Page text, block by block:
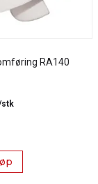
RA140
stk